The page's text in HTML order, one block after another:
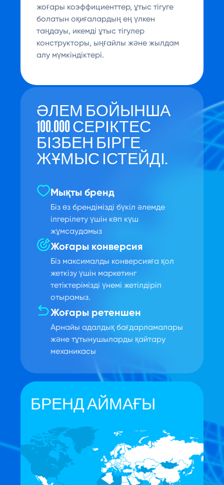
жоғары коэффициенттер, ұтыс тігуге
болатын оқиғалардың ең үлкен
таңдауы, икемді ұтыс тігулер
конструкторы, ыңғайлы және жылдам
алу мүмкіндіктері.
ӘЛЕМ БОЙЫНША
100.000 СЕРІКТЕС
БІЗБЕН БІРГЕ
ЖҰМЫС ІСТЕЙДІ.
Мықты бренд
Біз өз брендімізді бүкіл әлемде
ілгерілету үшін көп күш
жұмсаудамыз
Жоғары конверсия
Біз максималды конверсияға қол
жеткізу үшін маркетинг
тетіктерімізді үнемі жетілдіріп
отырамыз.
Жоғары ретеншен
Арнайы адалдық бағдарламалары
және тұтынушыларды қайтару
механикасы
БРЕНД АЙМАҒЫ